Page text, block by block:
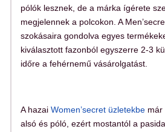
pólók lesznek, de a márka ígérete
megjelennek a polcokon. A
szokásaira gondolva egyes
kiválasztott fazonból egyszerre 2-3
időre a fehérnemű vásárolgatást.
A hazai Women’secret üzletekbemár
alsó és póló, ezért mostantól a